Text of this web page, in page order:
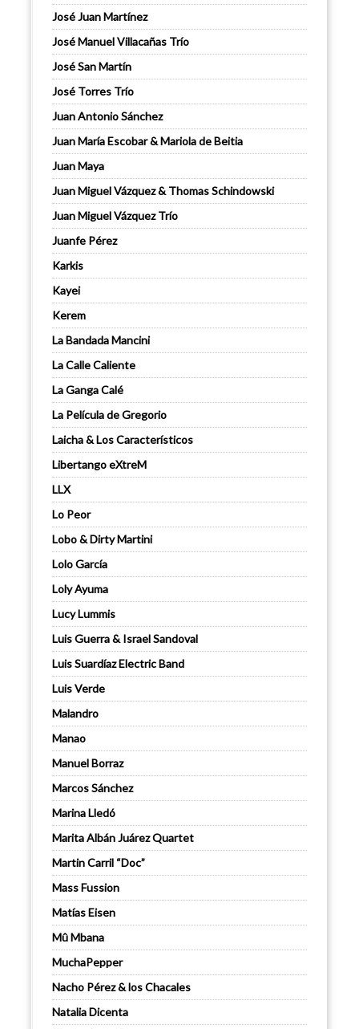
José Juan Martínez
José Manuel Villacañas Trío
José San Martín
José Torres Trío
Juan Antonio Sánchez
Juan María Escobar & Mariola de Beitia
Juan Maya
Juan Miguel Vázquez & Thomas Schindowski
Juan Miguel Vázquez Trío
Juanfe Pérez
Karkis
Kayei
Kerem
La Bandada Mancini
La Calle Caliente
La Ganga Calé
La Película de Gregorio
Laicha & Los Característicos
Libertango eXtreM
LLX
Lo Peor
Lobo & Dirty Martini
Lolo García
Loly Ayuma
Lucy Lummis
Luis Guerra & Israel Sandoval
Luis Suardíaz Electric Band
Luis Verde
Malandro
Manao
Manuel Borraz
Marcos Sánchez
Marina Lledó
Marita Albán Juárez Quartet
Martin Carril “Doc”
Mass Fussion
Matías Eisen
Mû Mbana
MuchaPepper
Nacho Pérez & los Chacales
Natalia Dicenta